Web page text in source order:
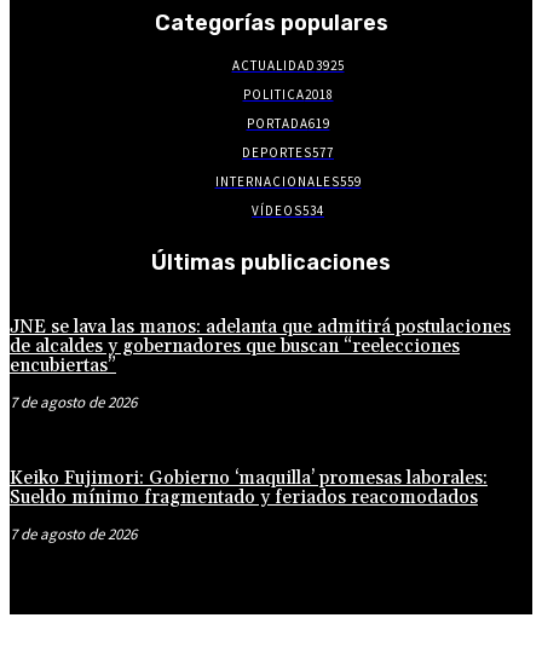
Categorías populares
ACTUALIDAD3925
POLITICA2018
PORTADA619
DEPORTES577
INTERNACIONALES559
VÍDEOS534
Últimas publicaciones
JNE se lava las manos: adelanta que admitirá postulaciones
de alcaldes y gobernadores que buscan “reelecciones
encubiertas”
7 de agosto de 2026
Keiko Fujimori: Gobierno ‘maquilla’ promesas laborales:
Sueldo mínimo fragmentado y feriados reacomodados
7 de agosto de 2026